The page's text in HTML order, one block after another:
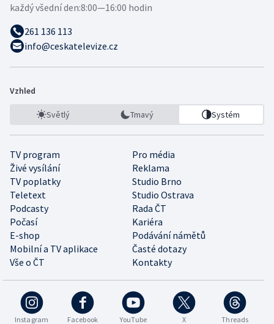
každý všední den:8:00—16:00 hodin
261 136 113
info@ceskatelevize.cz
Vzhled
Světlý Tmavý Systém
TV program
Pro média
Živé vysílání
Reklama
TV poplatky
Studio Brno
Teletext
Studio Ostrava
Podcasty
Rada ČT
Počasí
Kariéra
E-shop
Podávání námětů
Mobilní a TV aplikace
Časté dotazy
Vše o ČT
Kontakty
Instagram Facebook YouTube X Threads